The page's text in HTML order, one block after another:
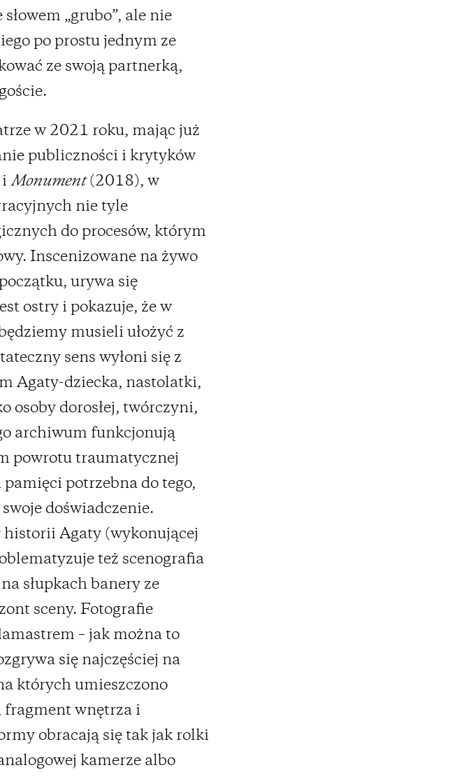
„grubo”, ale nie
po prostu jednym ze
ze swoją partnerką,
w 2021 roku, mając już
publiczności i krytyków
i Monument(2018), w
nie tyle
do procesów, którym
Inscenizowane na żywo
urywa się
ostry i pokazuje, że w
musieli ułożyć z
sens wyłoni się z
Agaty-dziecka, nastolatki,
osoby dorosłej, twórczyni,
archiwum funkcjonują
powrotu traumatycznej
potrzebna do tego,
doświadczenie.
historii Agaty (wykonującej
też scenografia
słupkach banery ze
sceny. Fotografie
– jak można to
się najczęściej na
których umieszczono
fragment wnętrza i
obracają się tak jak rolki
kamerze albo